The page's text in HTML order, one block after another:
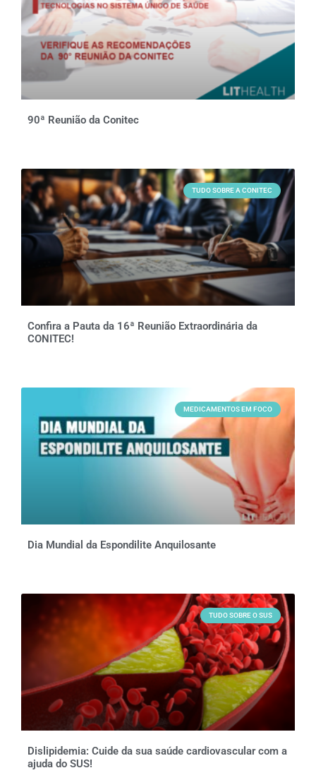
90ª Reunião da Conitec
TUDO SOBRE A CONITEC
Confira a Pauta da 16ª Reunião Extraordinária da
CONITEC!
MEDICAMENTOS EM FOCO
Dia Mundial da Espondilite Anquilosante
TUDO SOBRE O SUS
Dislipidemia: Cuide da sua saúde cardiovascular com a
ajuda do SUS!